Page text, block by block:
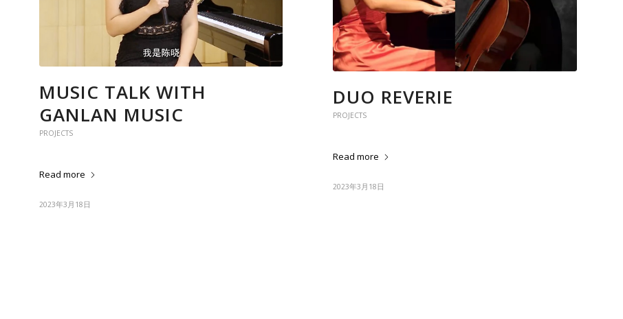
MUSIC TALK WITH
GANLAN MUSIC
PROJECTS
Read more
2023年3月18日
DUO REVERIE
PROJECTS
Read more
2023年3月18日